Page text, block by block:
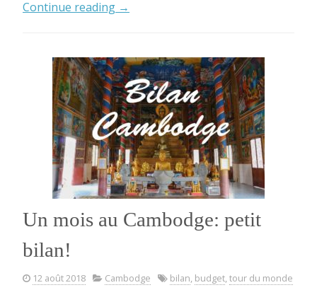
Continue reading « Voyage
bilan
et
budget
pour
deux
semaines »
→
Un mois au Cambodge: petit
bilan!
12 août 2018 Cambodge bilan, budget, tour du monde